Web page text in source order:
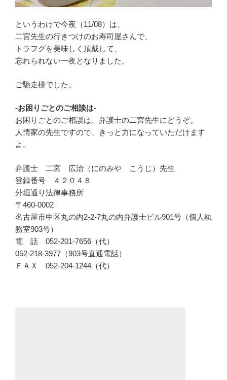
というわけで今夜（11/08）は、
二宮先生の行きつけのお寿司屋さんで、
トラフグを美味しく頂戴して、
忘れられない一夜となりました。
ご馳走様でした。
-お困りごとのご相談は-
お困りごとのご相談は、弁護士の二宮先生にどうぞ。
人情家の先生ですので、きっと力になっていただけます
よ。
弁護士 二宮 広治（にのみや こうじ）先生
登録番号 ４２０４８
外堀通り法律事務所
〒460-0002
名古屋市中区丸の内2-2-7丸の内弁護士ビル901号（個人執
務室903号）
電 話 052-201-7656（代）
052-218-3977（903号直通電話）
ＦＡＸ 052-204-1244（代）